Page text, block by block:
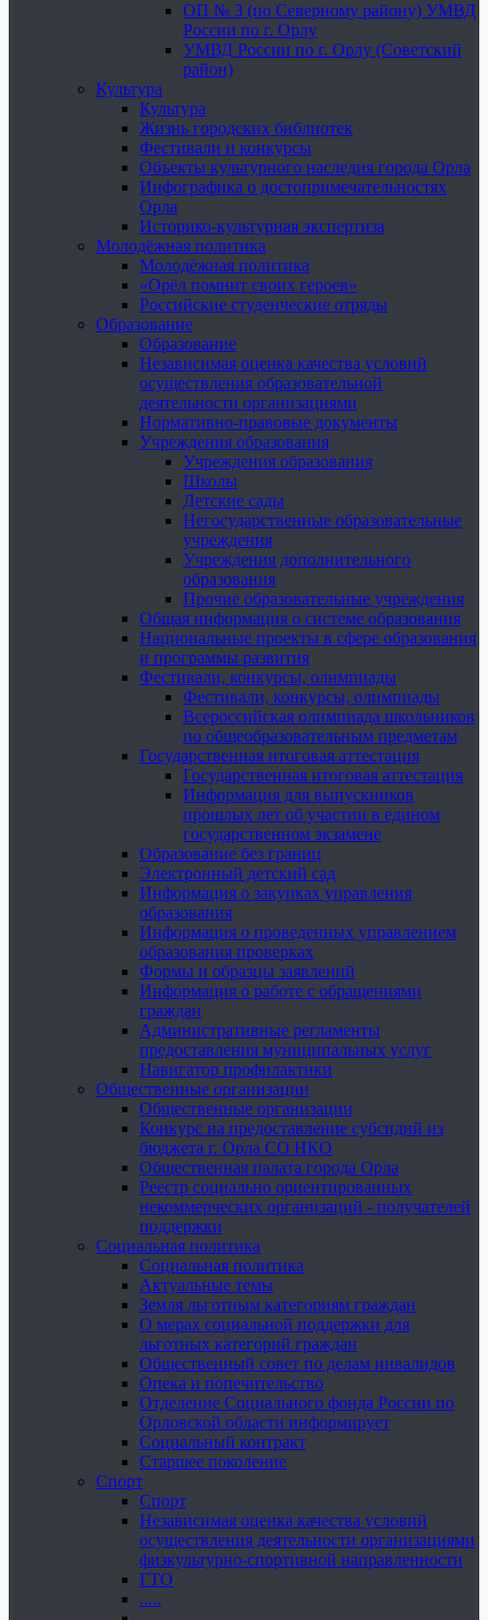
ОП № 3 (по Северному району) УМВД
России по г. Орлу
УМВД России по г. Орлу (Советский
район)
Культура
Культура
Жизнь городских библиотек
Фестивали и конкурсы
Объекты культурного наследия города Орла
Инфографика о достопримечательностях
Орла
Историко-культурная экспертиза
Молодёжная политика
Молодёжная политика
«Орёл помнит своих героев»
Российские студенческие отряды
Образование
Образование
Независимая оценка качества условий
осуществления образовательной
деятельности организациями
Нормативно-правовые документы
Учреждения образования
Учреждения образования
Школы
Детские сады
Негосударственные образовательные
учреждения
Учреждения дополнительного
образования
Прочие образовательные учреждения
Общая информация о системе образования
Национальные проекты в сфере образования
и программы развития
Фестивали, конкурсы, олимпиады
Фестивали, конкурсы, олимпиады
Всероссийская олимпиада школьников
по общеобразовательным предметам
Государственная итоговая аттестация
Государственная итоговая аттестация
Информация для выпускников
прошлых лет об участии в едином
государственном экзамене
Образование без границ
Электронный детский сад
Информация о закупках управления
образования
Информация о проведенных управлением
образования проверках
Формы и образцы заявлений
Информация о работе с обращениями
граждан
Административные регламенты
предоставления муниципальных услуг
Навигатор профилактики
Общественные организации
Общественные организации
Конкурс на предоставление субсидий из
бюджета г. Орла СО НКО
Общественная палата города Орла
Реестр социально ориентированных
некоммерческих организаций - получателей
поддержки
Социальная политика
Социальная политика
Актуальные темы
Земля льготным категориям граждан
О мерах социальной поддержки для
льготных категорий граждан
Общественный совет по делам инвалидов
Опека и попечительство
Отделение Социального фонда России по
Орловской области информирует
Социальный контракт
Старшее поколение
Спорт
Спорт
Независимая оценка качества условий
осуществления деятельности организациями
физкультурно-спортивной направленности
ГТО
.....